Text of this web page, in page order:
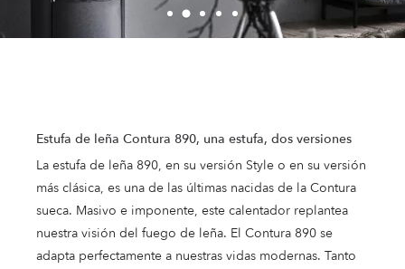
Estufa de leña Contura 890, una estufa, dos versiones
La estufa de leña 890, en su versión Style o en su versión
más clásica, es una de las últimas nacidas de la Contura
sueca. Masivo e imponente, este calentador replantea
nuestra visión del fuego de leña. El Contura 890 se
adapta perfectamente a nuestras vidas modernas. Tanto